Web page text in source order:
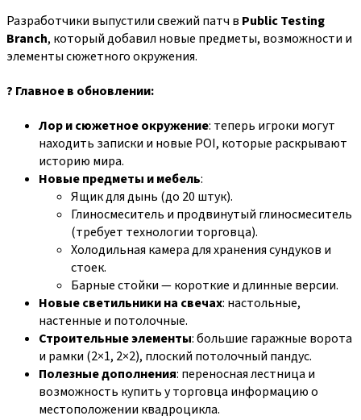
Разработчики выпустили свежий патч в Public Testing
Branch, который добавил новые предметы, возможности и
элементы сюжетного окружения.
? Главное в обновлении:
Лор и сюжетное окружение: теперь игроки могут
находить записки и новые POI, которые раскрывают
историю мира.
Новые предметы и мебель:
Ящик для дынь (до 20 штук).
Глиносмеситель и продвинутый глиносмеситель
(требует технологии торговца).
Холодильная камера для хранения сундуков и
стоек.
Барные стойки — короткие и длинные версии.
Новые светильники на свечах: настольные,
настенные и потолочные.
Строительные элементы: большие гаражные ворота
и рамки (2×1, 2×2), плоский потолочный пандус.
Полезные дополнения: переносная лестница и
возможность купить у торговца информацию о
местоположении квадроцикла.